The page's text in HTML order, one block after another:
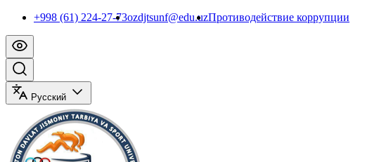
+998 (61) 224-27-73ozdjtsunf@edu.uzПротиводействие коррупции
Русский